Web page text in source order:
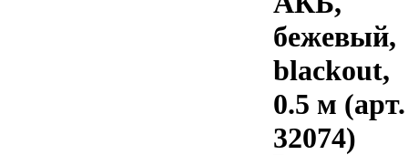
бежевый,
blackout,
0.5 м (арт.
32074)